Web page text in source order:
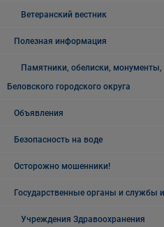
Ветеранский вестник
Полезная информация
Памятники, обелиски,
Беловского городского округа
Объявления
Безопасность на воде
Осторожно мошенники!
Государственные органы и службы
Учреждения Здравоохранения